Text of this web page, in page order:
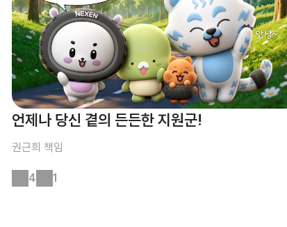
언제나 당신 곁의 든든한 지원군!
권근희 책임
4 1